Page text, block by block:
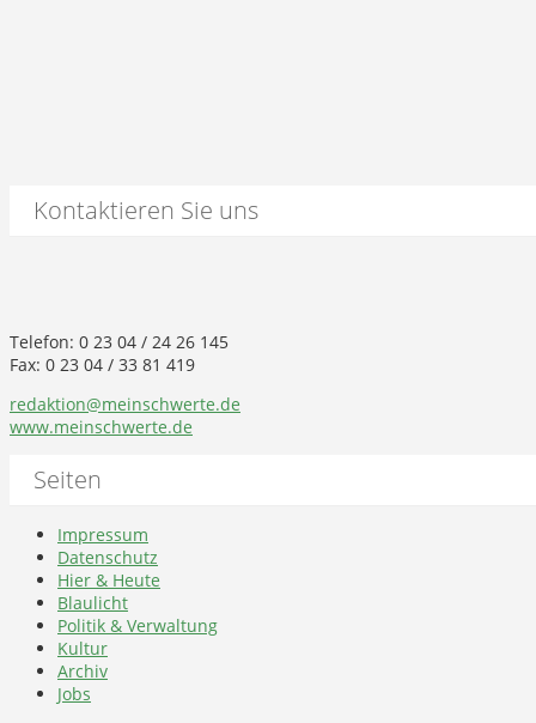
Kontaktieren Sie uns
Telefon: 0 23 04 / 24 26 145
Fax: 0 23 04 / 33 81 419
redaktion@meinschwerte.de
www.meinschwerte.de
Seiten
Impressum
Datenschutz
Hier & Heute
Blaulicht
Politik & Verwaltung
Kultur
Archiv
Jobs